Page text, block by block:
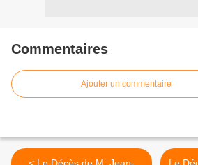
Commentaires
Ajouter un commentaire